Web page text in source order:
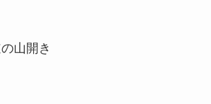
山開き